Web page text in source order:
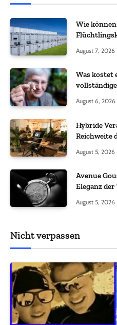
Wie
August 7, 2026
Was kostet
August 6, 2026
Hybride
Reichweite
August 5, 2026
Avenue
Eleganz
August 5, 2026
Nicht verpassen